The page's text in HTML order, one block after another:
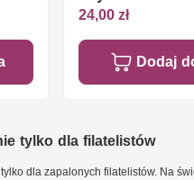
24,00 zł
Dodaj
tylko dla filatelistów
dla zapalonych filatelistów. Na